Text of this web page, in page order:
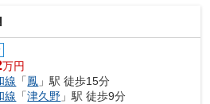
万円
線 「鳳 」駅 徒歩15分
線 「津久野 」駅 徒歩9分